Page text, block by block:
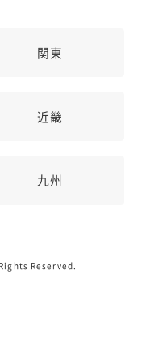
関東
近畿
九州
Reserved.